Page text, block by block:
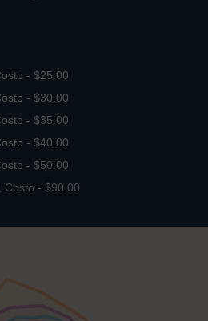
- $25.00
- $30.00
- $35.00
- $40.00
- $50.00
Costo - $90.00